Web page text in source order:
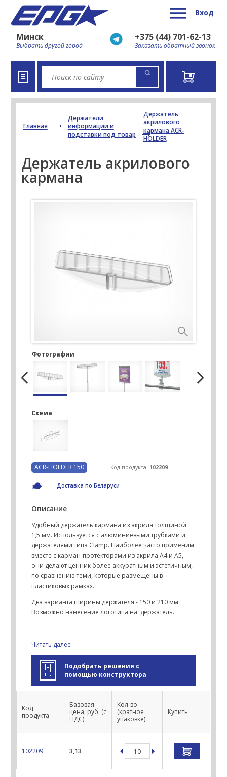
Вход
Минск
Выбрать другой город
+375 (44) 701-62-13
Заказать обратный звонок
Главная
Держатели
информации и
подставки под товар
Держатель
акрилового
кармана ACR-
HOLDER
Держатель акрилового
кармана
Фотографии
Схема
ACR-HOLDER 150 Код продукта: 102209
Доставка по Беларуси
Описание
Удобный держатель кармана из акрила толщиной
1,5 мм. Используется с алюминиевыми трубками и
держателями типа Clamp. Наиболее часто применим
вместе с карман-протекторами из акрила А4 и А5,
они делают ценник более аккуратным и эстетичным,
по сравнению теми, которые размещены в
пластиковых рамках.
Два варианта ширины держателя - 150 и 210 мм.
Возможно нанесение логотипа на держатель.
Читать далее
Подобрать решения с
помощью конструктора
Код
продукта
Базовая
цена, руб. (с
НДС)
Кол-во
(кратное
упаковке)
Купить
102209 3,13